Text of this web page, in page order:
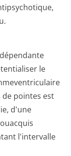
le
pointes est
d'une
l'intervalle